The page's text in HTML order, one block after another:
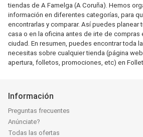
tiendas de A Famelga (A Coruña). Hemos
información en diferentes categorías, para
encontrarlas y comparar. Así puedes planear
casa o en la oficina antes de irte de compras
ciudad. En resumen, puedes encontrar toda
necesitas sobre cualquier tienda (página
apertura, folletos, promociones, etc) en
Información
Preguntas frecuentes
Anúnciate?
Todas las ofertas